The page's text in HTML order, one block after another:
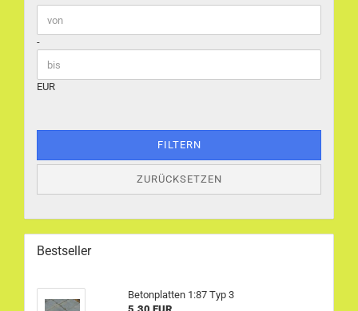
Preis bis
-
EUR
FILTERN
ZURÜCKSETZEN
Bestseller
Betonplatten 1:87 Typ 3